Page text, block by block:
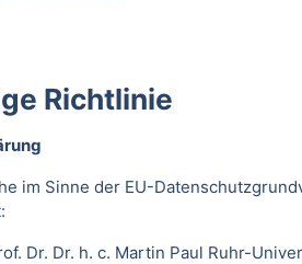
Richtlinie
im Sinne der EU-
Dr. Dr. h. c. Martin Paul Ruhr-